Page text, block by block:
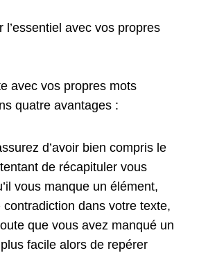
l’essentiel avec vos propres
avec vos propres mots
quatre avantages :
d’avoir bien compris le
de récapituler vous
vous manque un élément,
contradiction dans votre texte,
que vous avez manqué un
facile alors de repérer